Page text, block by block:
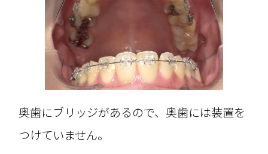
奥歯にブリッジがあるので、奥歯には装置を
つけていません。